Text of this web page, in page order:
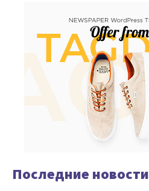
Последние новости